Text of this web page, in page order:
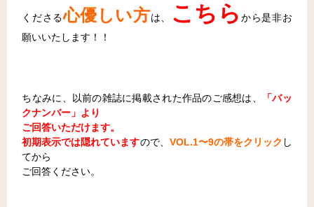
くださる心優しい方は、 こちらから是非お
願いいたします！！
ちなみに、以前の雑誌に掲載された作品のご感想は、 「バッ
クナンバー 」より
ご回答いただけます。
初期表示では隠れていますので、 VOL.1〜9の帯をクリック し
てから
ご回答ください。